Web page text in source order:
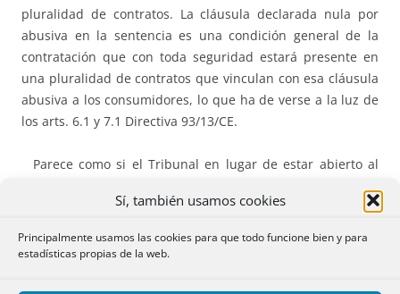
Sí, también usamos cookies
Principalmente usamos las cookies para que todo funcione bien y para
estadísticas propias de la web.
pluralidad de contratos. La cláusula declarada nula por
abusiva en la sentencia es una condición general de la
contratación que con toda seguridad estará presente en
una pluralidad de contratos que vinculan con esa cláusula
abusiva a los consumidores, lo que ha de verse a la luz de
los arts. 6.1 y 7.1 Directiva 93/13/CE.
Parece como si el Tribunal en lugar de estar abierto al
correspondiente al contrato por negociación y creyera que
se debiera canalizar a través del efecto general de su